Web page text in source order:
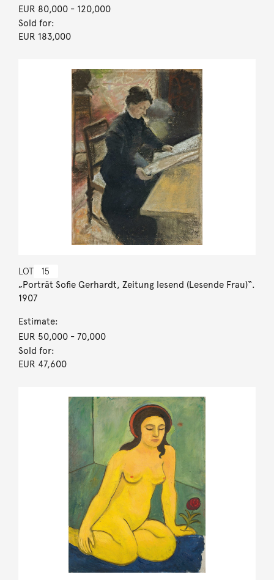
EUR 80,000- 120,000
Sold for:
EUR 183,000
LOT 15
„Porträt Sofie Gerhardt, Zeitung lesend (Lesende Frau)“.
1907
Estimate:
EUR 50,000- 70,000
Sold for:
EUR 47,600